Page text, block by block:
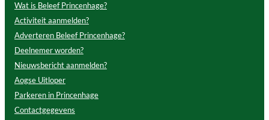
Wat is Beleef Princenhage?
Activiteit aanmelden?
Adverteren Beleef Princenhage?
Deelnemer worden?
Nieuwsbericht aanmelden?
Aogse Uitloper
Parkeren in Princenhage
Contactgegevens